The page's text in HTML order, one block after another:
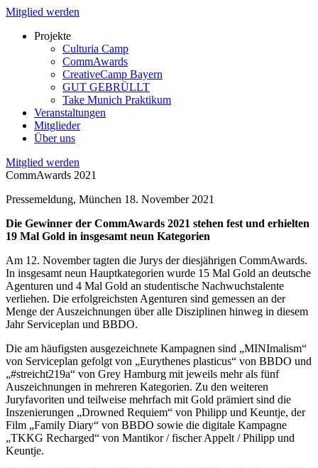
Mitglied werden
Projekte
Culturia Camp
CommAwards
CreativeCamp Bayern
GUT GEBRÜLLT
Take Munich Praktikum
Veranstaltungen
Mitglieder
Über uns
Mitglied werden
CommAwards 2021
Pressemeldung, München 18. November 2021
Die Gewinner der CommAwards 2021 stehen fest und erhielten
19 Mal Gold in insgesamt neun Kategorien
Am 12. November tagten die Jurys der diesjährigen CommAwards.
In insgesamt neun Hauptkategorien wurde 15 Mal Gold an deutsche
Agenturen und 4 Mal Gold an studentische Nachwuchstalente
verliehen. Die erfolgreichsten Agenturen sind gemessen an der
Menge der Auszeichnungen über alle Disziplinen hinweg in diesem
Jahr Serviceplan und BBDO.
Die am häufigsten ausgezeichnete Kampagnen sind „MINImalism“
von Serviceplan gefolgt von „Eurythenes plasticus“ von BBDO und
„#streicht219a“ von Grey Hamburg mit jeweils mehr als fünf
Auszeichnungen in mehreren Kategorien. Zu den weiteren
Juryfavoriten und teilweise mehrfach mit Gold prämiert sind die
Inszenierungen „Drowned Requiem“ von Philipp und Keuntje, der
Film „Family Diary“ von BBDO sowie die digitale Kampagne
„TKKG Recharged“ von Mantikor / fischer Appelt / Philipp und
Keuntje.